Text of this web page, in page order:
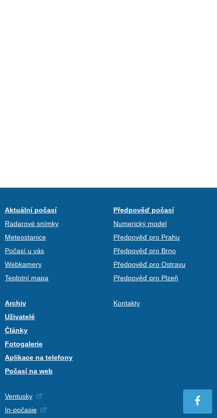
Aktuální počasí
Radarové snímky
Meteostanice
Počasí u vás
Webkamery
Teplotní mapa
Předpověď počasí
Numerický model
Předpověď pro Prahu
Předpověď pro Brno
Předpověď pro Ostravu
Předpověď pro Plzeň
Archiv
Uživatelé
Články
Fotogalerie
Aplikace na telefony
Počasí na web
Kontakty
Ventusky
In-počasie